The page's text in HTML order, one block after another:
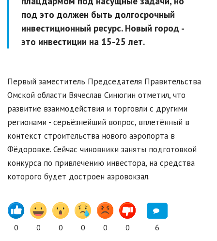
под это должен быть долгосрочный
инвестиционный ресурс. Новый город -
это инвестиции на 15-25 лет.
Первый заместитель Председателя Правительства
Омской области Вячеслав Синюгин отметил, что
развитие взаимодействия и торговли с другими
регионами - серьёзнейший вопрос, вплетённый в
контекст строительства нового аэропорта в
Фёдоровке. Сейчас чиновники заняты подготовкой
конкурса по привлечению инвестора, на средства
которого будет достроен аэровокзал.
0 0 0 0 0 0 6